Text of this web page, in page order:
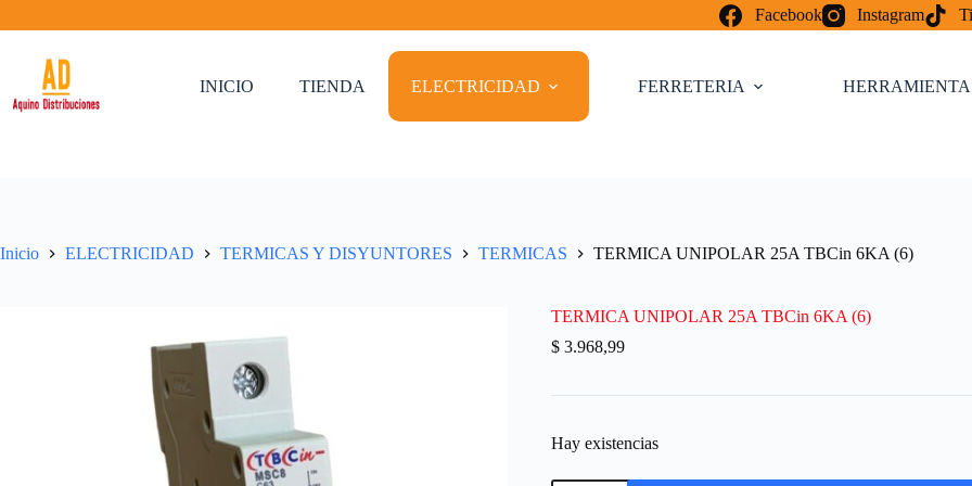
al
Facebook Instagram
INICIO TIENDA ELECTRICIDAD FERRETERIA
Inicio ELECTRICIDAD TERMICAS Y DISYUNTORES TERMICAS TERMICA UNIPOLAR 25A TBCin 6KA (6)
TERMICA UNIPOLAR 25A TBCin 6KA (6)
$3.968,99
Hay existencias